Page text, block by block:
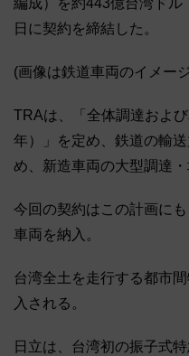
編成）を約443億台湾ドル
日に契約を締結した。
(画像は鉄道車両のイメージ
TRAは、「全体調達およ
年）」を定め、鉄道の輸
め、新造車両の大型調達・
今回の契約はこの計画に
車両を納入。
台湾全土を走行する都市
入される。
日立は、台湾初の振子式